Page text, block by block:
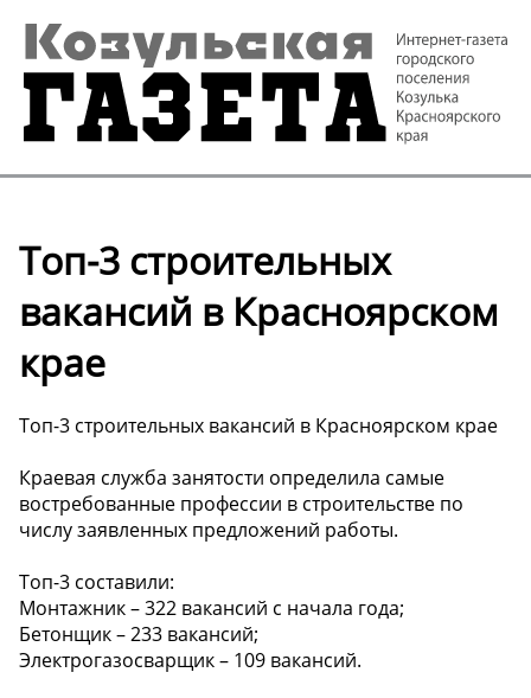
Топ-3 строительных
вакансий в Красноярском
крае
Топ-3 строительных вакансий в Красноярском крае
Краевая служба занятости определила самые
востребованные профессии в строительстве по
числу заявленных предложений работы.
Топ-3 составили:
Монтажник – 322 вакансий с начала года;
Бетонщик – 233 вакансий;
Электрогазосварщик – 109 вакансий.